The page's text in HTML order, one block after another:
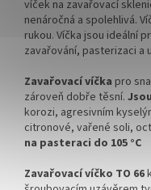
na něj dopravu ZDARMA!
víček na zavařovací
nenáročná a spolehlivá.
rukou. Víčka jsou ideální
zavařování, pasterizaci a
Zavařovací víčka pro
zároveň dobře těsní. Jsou
korozi, agresivním
citronové, vařené soli,
na pasteraci do 105 °C
Zavařovací víčko TO 66